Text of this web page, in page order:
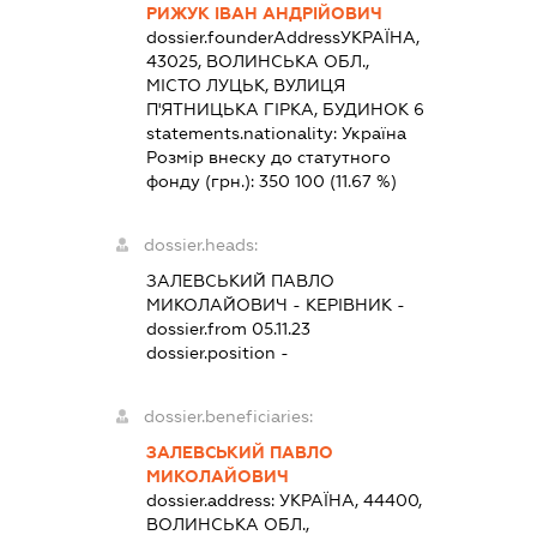
РИЖУК ІВАН АНДРІЙОВИЧ
dossier.founderAddressУКРАЇНА,
43025, ВОЛИНСЬКА ОБЛ.,
МІСТО ЛУЦЬК, ВУЛИЦЯ
П'ЯТНИЦЬКА ГІРКА, БУДИНОК 6
statements.nationality: Україна
Розмір внеску до статутного
фонду (грн.): 350 100 (11.67 %)
dossier.heads:
ЗАЛЕВСЬКИЙ ПАВЛО
МИКОЛАЙОВИЧ - КЕРІВНИК -
dossier.from 05.11.23
dossier.position -
dossier.beneficiaries:
ЗАЛЕВСЬКИЙ ПАВЛО
МИКОЛАЙОВИЧ
dossier.address: УКРАЇНА, 44400,
ВОЛИНСЬКА ОБЛ.,